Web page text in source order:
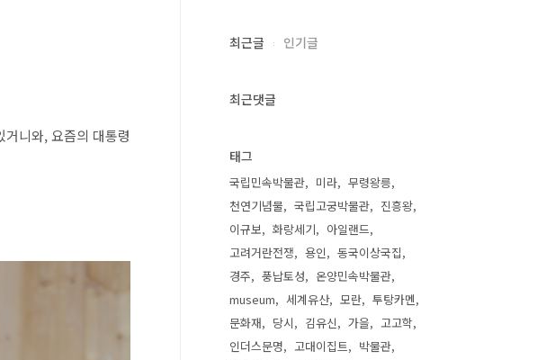
니와, 요즘의 대통령
최근글 인기글
최근댓글
태그
국립민속박물관 미라
무령왕릉
천연기념물
국립고궁박물관
진흥왕
이규보
화랑세기
아일랜드
고려거란전쟁
용인
동국이상국집
경주
풍납토성
온양민속박물관
museum
세계유산 모란
투탕카멘
문화재
당시 김유신 가을
고고학
인더스문명
고대이집트
박물관